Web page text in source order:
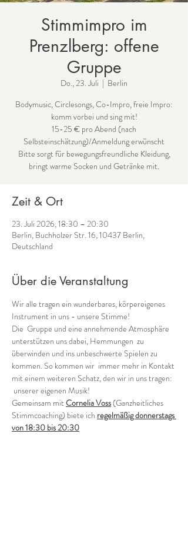
Stimmimpro im
Prenzlberg: offene
Gruppe
Do., 23. Juli
  |
Berlin
Bodymusic, Circlesongs, Co-Impro, freie Impro:
komm vorbei und sing mit!
15-25 € pro Abend (nach
Selbsteinschätzung)/Anmeldung erwünscht
Bitte sorgt für bewegungsfreundliche Kleidung,
bringt warme Socken und Getränke mit.
Zeit & Ort
23. Juli 2026, 18:30 – 20:30
Berlin, Buchholzer Str. 16, 10437 Berlin,
Deutschland
Über die Veranstaltung
Wir alle tragen ein wunderbares, körpereigenes
Instrument in uns - unsere Stimme!
Die  Gruppe und eine annehmende Atmosphäre
unterstützen uns dabei, Hemmungen  zu
überwinden und ins unbeschwerte Spielen zu
kommen. So kommen wir  immer mehr in Kontakt
mit einem weiteren Schatz, den wir in uns tragen:
unserer eigenen Musik!
Gemeinsam mit Cornelia Voss (Ganzheitliches
Stimmcoaching) biete ich regelmäßig donnerstags
von 18:30 bis 20:30